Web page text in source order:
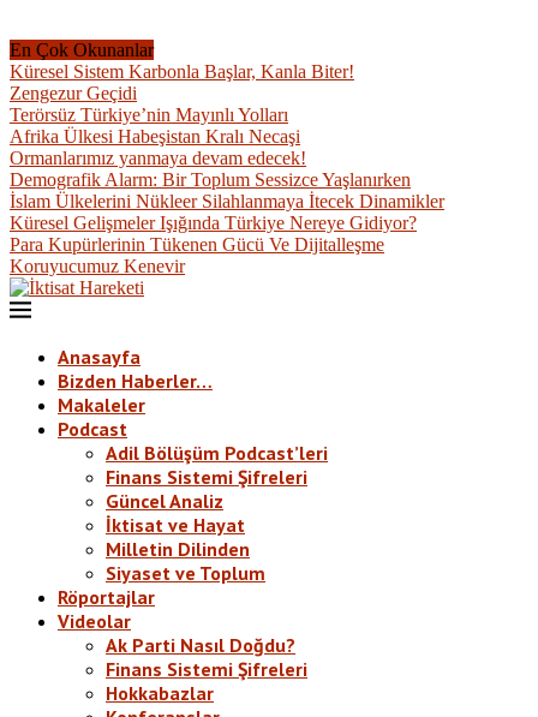
En Çok Okunanlar
Küresel Sistem Karbonla Başlar, Kanla Biter!
Zengezur Geçidi
Terörsüz Türkiye’nin Mayınlı Yolları
Afrika Ülkesi Habeşistan Kralı Necaşi
Ormanlarımız yanmaya devam edecek!
Demografik Alarm: Bir Toplum Sessizce Yaşlanırken
İslam Ülkelerini Nükleer Silahlanmaya İtecek Dinamikler
Küresel Gelişmeler Işığında Türkiye Nereye Gidiyor?
Para Kupürlerinin Tükenen Gücü Ve Dijitalleşme
Koruyucumuz Kenevir
Anasayfa
Bizden Haberler…
Makaleler
Podcast
Adil Bölüşüm Podcast’leri
Finans Sistemi Şifreleri
Güncel Analiz
İktisat ve Hayat
Milletin Dilinden
Siyaset ve Toplum
Röportajlar
Videolar
Ak Parti Nasıl Doğdu?
Finans Sistemi Şifreleri
Hokkabazlar